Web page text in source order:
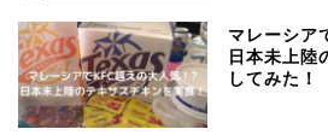
マレーシア
日本未上陸
してみた！